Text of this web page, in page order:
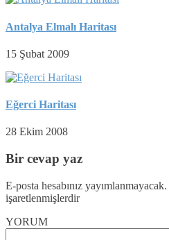
Antalya Elmalı Haritası
15 Şubat 2009
Eğerci Haritası
28 Ekim 2008
Bir cevap yaz
E-posta hesabınız yayımlanmayacak.
işaretlenmişlerdir
YORUM